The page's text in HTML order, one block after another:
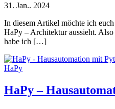
31. Jan.. 2024
In diesem Artikel möchte ich
HaPy – Architektur aussieht.
habe ich […]
HaPy
HaPy –